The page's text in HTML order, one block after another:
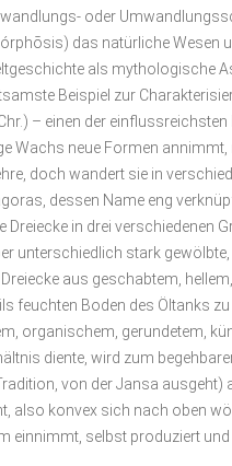
oder
das natürliche Wesen
als
Beispiel zur
– einen der
Wachs neue Formen
doch wandert sie in
dessen Name eng
in drei verschiedenen
unterschiedlich stark
aus geschabtem,
feuchten Boden des Öltanks
organischem, gerundetem,
diente, wird zum
von der Jansa
also konvex sich nach oben
einnimmt, selbst produziert